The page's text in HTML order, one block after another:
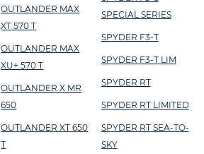
OUTLANDER MAX
XT 570 T
OUTLANDER MAX
XU+ 570 T
OUTLANDER X MR
650
OUTLANDER XT 650
T
SPECIAL SERIES
SPYDER F3-T
SPYDER F3-T LIM
SPYDER RT
SPYDER RT LIMITED
SPYDER RT SEA-TO-
SKY